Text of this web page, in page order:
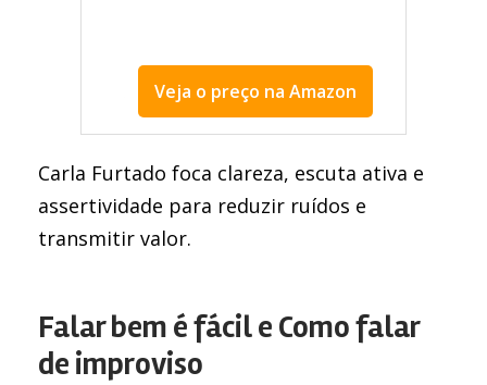
Veja o preço na Amazon
Carla Furtado foca clareza, escuta ativa e
assertividade para reduzir ruídos e
transmitir valor.
Falar bem é fácil e Como falar
de improviso